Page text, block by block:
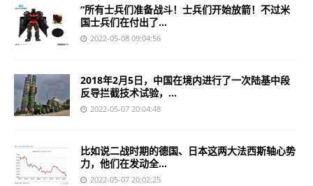
“所有士兵们准备战斗！士兵们开始放箭！不过米
国士兵们在付出了...
2022-05-08 09:04:56
2018年2月5日，中国在境内进行了一次陆基中段
反导拦截技术试验，...
2022-05-07 20:04:48
比如说二战时期的德国、日本这两大法西斯轴心势
力，他们在发动全...
2022-05-07 20:02:25